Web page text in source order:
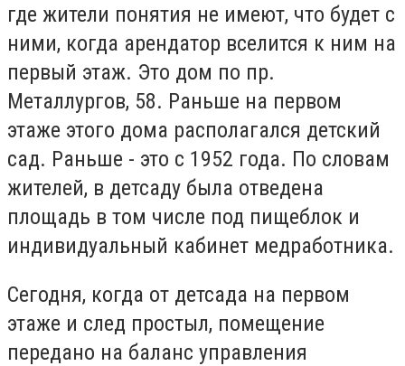
где жители понятия не имеют, что будет с
ними, когда арендатор вселится к ним на
первый этаж. Это дом по пр.
Металлургов, 58. Раньше на первом
этаже этого дома располагался детский
сад. Раньше - это с 1952 года. По словам
жителей, в детсаду была отведена
площадь в том числе под пищеблок и
индивидуальный кабинет медработника.
Сегодня, когда от детсада на первом
этаже и след простыл, помещение
передано на баланс управления